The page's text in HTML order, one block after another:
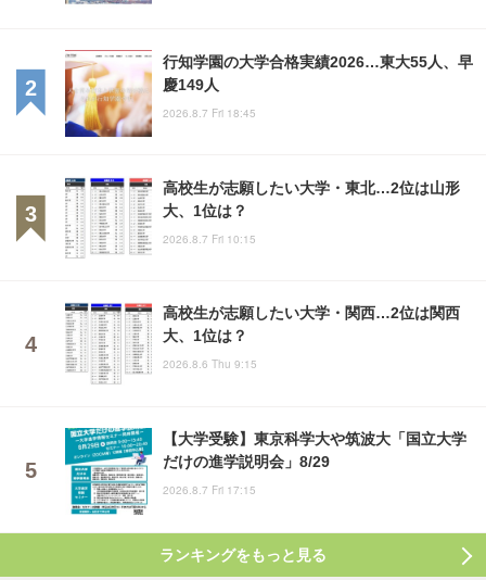
行知学園の大学合格実績2026…東大55人、早
慶149人
2026.8.7 Fri 18:45
高校生が志願したい大学・東北…2位は山形
大、1位は？
2026.8.7 Fri 10:15
高校生が志願したい大学・関西…2位は関西
大、1位は？
2026.8.6 Thu 9:15
【大学受験】東京科学大や筑波大「国立大学
だけの進学説明会」8/29
2026.8.7 Fri 17:15
ランキングをもっと見る